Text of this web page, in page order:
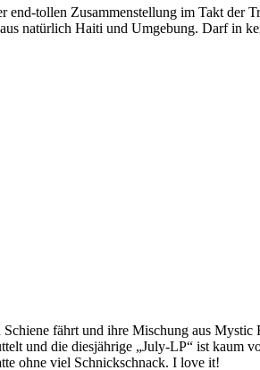
tollen Zusammenstellung im Takt der
natürlich Haiti und Umgebung. Darf in
fährt und ihre Mischung aus Mystic
und die diesjährige „July-LP“ ist kaum
ohne viel Schnickschnack. I love it!